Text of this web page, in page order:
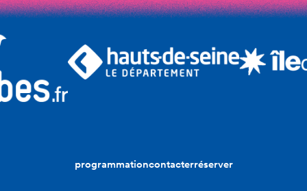
programmationcontacterréserver